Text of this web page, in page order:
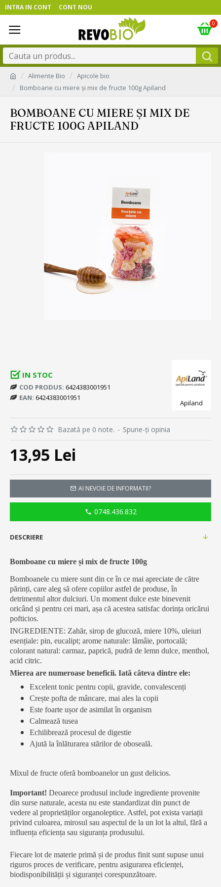
INTRA IN CONT CONT NOU
0
Alimente Bio
Apicole bio
Bomboane cu miere și mix de fructe 100g Apiland
BOMBOANE CU MIERE ȘI MIX DE
FRUCTE 100G APILAND
IN STOC
COD PRODUS: 6424383001951
EAN: 6424383001951
Apiland
Bazată pe 0 note. - Spune-ţi opinia
13,95 Lei
AI NEVOIE DE INFORMATII?
0748.436.832
DESCRIERE
Bomboane cu miere și mix de fructe 100g
Bomboanele cu miere sunt din ce în ce mai apreciate de către
părinți, care aleg să ofere copiilor astfel de produse, în
detrimentul altor dulciuri. Un moment dulce este binevenit
oricând și pentru cei mari, așa că acestea satisfac dorința oricărui
pofticios.
INGREDIENTE: Zahăr, sirop de glucoză, miere 10%, uleiuri
esențiale: pin, eucalipt; arome naturale: lămâie, portocală;
colorant natural: carmaz, paprică, pudră de lemn dulce, menthol,
acid citric.
Mierea are numeroase beneficii. Iată câteva dintre ele:
Excelent tonic pentru copii, gravide, convalescenți
Crește pofta de mâncare, mai ales la copii
Este foarte ușor de asimilat în organism
Calmează tusea
Echilibrează procesul de digestie
Ajută la înlăturarea stărilor de oboseală.
Mixul de fructe oferă bomboanelor un gust delicios.
Important! Deoarece produsul include ingrediente provenite
din surse naturale, acesta nu este standardizat din punct de
vedere al proprietăților organoleptice. Astfel, pot exista variații
privind culoarea, mirosul sau aspectul de la un lot la altul, fără a
influența eficiența sau siguranța produsului.
Fiecare lot de materie primă și de produs finit sunt supuse unui
riguros proces de verificare, pentru asigurarea eficienței,
biodisponibilității și siguranței corespunzătoare.